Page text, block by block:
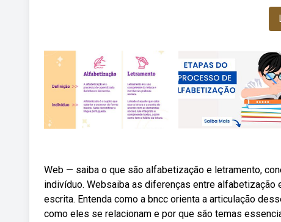
Web — saiba o que são alfabetização e letramento,
indivíduo. Websaiba as diferenças entre
escrita. Entenda como a bncc orienta a articulação
como eles se relacionam e por que são temas